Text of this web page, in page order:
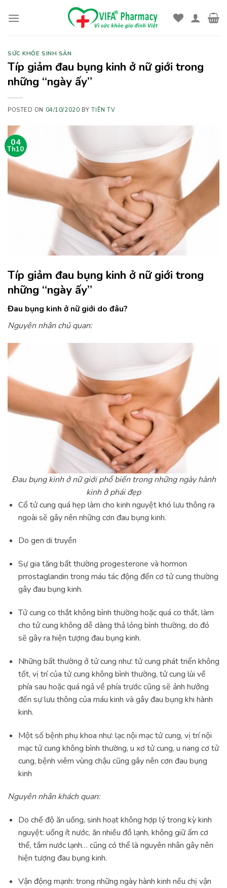
SỨC KHỎE SINH SẢN
Típ giảm đau bụng kinh ở nữ giới trong
những “ngày ấy”
POSTED ON 04/10/2020 BYTIÊN TV
04
Th10
Típ giảm đau bụng kinh ở nữ giới trong
những “ngày ấy”
Đau bụng kinh ở nữ giới do đâu?
Nguyên nhân chủ quan:
Đau bụng kinh ở nữ giới phổ biến trong những ngày hành
kinh ở phái đẹp
Cổ tử cung quá hẹp làm cho kinh nguyệt khó lưu thông ra
ngoài sẽ gây nên những cơn đau bụng kinh.
Do gen di truyền
Sự gia tăng bất thường progesterone và hormon
prrostaglandin trong máu tác động đến cơ tử cung thường
gây đau bụng kinh.
Tử cung co thắt không bình thường hoặc quá co thắt, làm
cho tử cung không dễ dàng thả lỏng bình thường, do đó
sẽ gây ra hiện tượng đau bụng kinh.
Những bất thường ở tử cung như: tử cung phát triển không
tốt, vị trí của tử cung không bình thường, tử cung lùi về
phía sau hoặc quá ngả về phía trước cũng sẽ ảnh hưởng
đến sự lưu thông của máu kinh và gây đau bụng khi hành
kinh.
Một số bệnh phụ khoa như: lạc nội mạc tử cung, vị trí nội
mạc tử cung không bình thường, u xơ tử cung, u nang cơ tử
cung, bệnh viêm vùng chậu cũng gây nên cơn đau bụng
kinh
Nguyên nhân khách quan:
Do chế độ ăn uống, sinh hoạt không hợp lý trong kỳ kinh
nguyệt: uống ít nước, ăn nhiều đồ lạnh, không giữ ấm cơ
thể, tắm nước lạnh… cũng có thể là nguyên nhân gây nên
hiện tượng đau bụng kinh.
Vận động mạnh: trong những ngày hành kinh nếu chị vận